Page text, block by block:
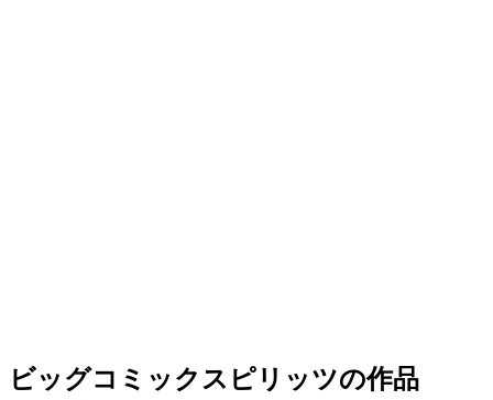
ビッグコミックスピリッツの作品